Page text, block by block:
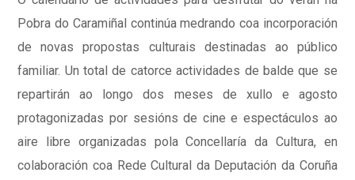
Pobra do Caramiñal continúa medrando coa incorporación
de novas propostas culturais destinadas ao público
familiar. Un total de catorce actividades de balde que se
repartirán ao longo dos meses de xullo e agosto
protagonizadas por sesións de cine e espectáculos ao
aire libre organizadas pola Concellaría da Cultura, en
colaboración coa Rede Cultural da Deputación da Coruña